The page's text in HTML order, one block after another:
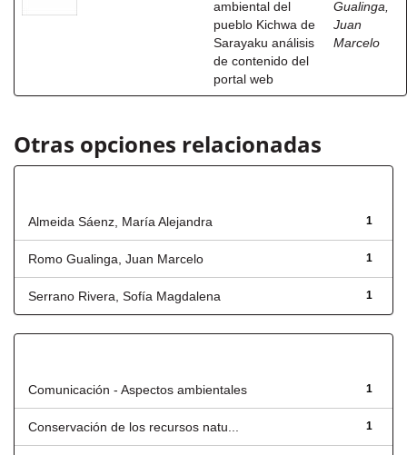
ambiental del
pueblo Kichwa de
Sarayaku análisis
de contenido del
portal web
Gualinga,
Juan
Marcelo
Otras opciones relacionadas
1
Almeida Sáenz, María Alejandra
1
Romo Gualinga, Juan Marcelo
1
Serrano Rivera, Sofía Magdalena
1
Comunicación - Aspectos ambientales
1
Conservación de los recursos natu...